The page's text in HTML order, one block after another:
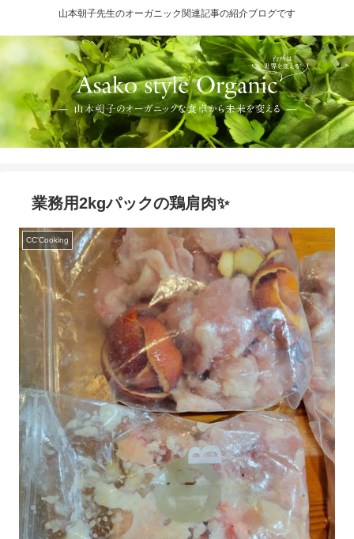
山本朝子先生のオーガニック関連記事の紹介ブログです
業務用2kgパックの鶏肩肉✨
CC'Cooking